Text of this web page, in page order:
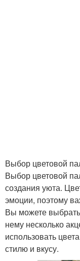
Выбор цветовой
Выбор цветовой
создания уюта.
эмоции, поэтому
Вы можете
нему несколько
использовать
стилю и вкусу.